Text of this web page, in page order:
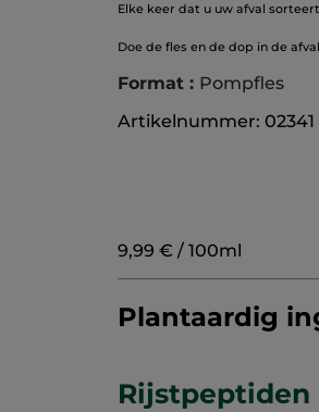
Elke keer dat u uw afval
Doe de fles en de dop in de
Format : Pompfles
Artikelnummer: 02341
9,99 € / 100ml
Plantaardig
Rijstpeptiden